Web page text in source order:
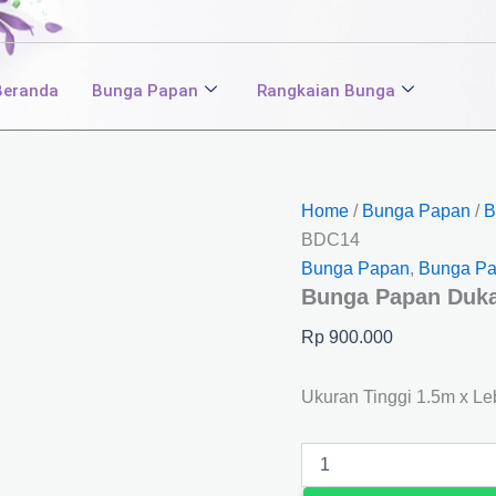
Bunga Papan Rangkaian Bunga
Home / Bunga Papan /
BDC14
Bunga Papan, Bunga
Bunga Papan
Rp 900.000
Ukuran Tinggi 1.5m x
BDC14